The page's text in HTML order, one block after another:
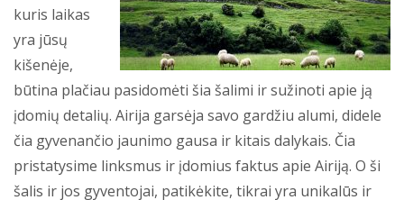
kuris laikas
yra jūsų
kišenėje,
būtina plačiau pasidomėti šia šalimi ir sužinoti apie ją
įdomių detalių. Airija garsėja savo gardžiu alumi, didele
čia gyvenančio jaunimo gausa ir kitais dalykais. Čia
pristatysime linksmus ir įdomius faktus apie Airiją. O ši
šalis ir jos gyventojai, patikėkite, tikrai yra unikalūs ir